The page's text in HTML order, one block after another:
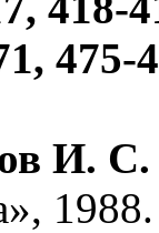
475-
И. С.